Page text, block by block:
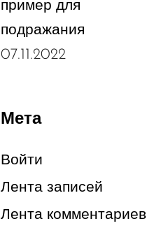
пример для
подражания
07.11.2022
Мета
Войти
Лента записей
Лента комментариев